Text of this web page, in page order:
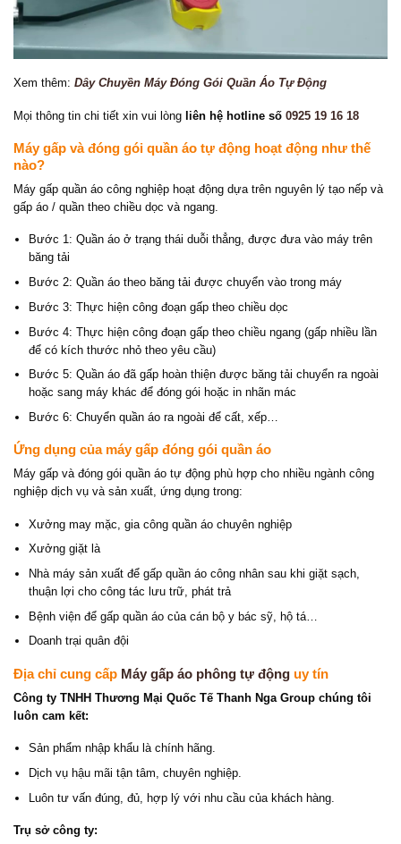
Xem thêm: Dây Chuyền Máy Đóng Gói Quần Áo Tự Động
Mọi thông tin chi tiết xin vui lòng liên hệ hotline số 0925 19 16 18
Máy gấp và đóng gói quần áo tự động hoạt động như thế
nào?
Máy gấp quần áo công nghiệp hoạt động dựa trên nguyên lý tạo nếp và
gấp áo / quần theo chiều dọc và ngang.
Bước 1: Quần áo ở trạng thái duỗi thẳng, được đưa vào máy trên
băng tải
Bước 2: Quần áo theo băng tải được chuyển vào trong máy
Bước 3: Thực hiện công đoạn gấp theo chiều dọc
Bước 4: Thực hiện công đoạn gấp theo chiều ngang (gấp nhiều lần
để có kích thước nhỏ theo yêu cầu)
Bước 5: Quần áo đã gấp hoàn thiện được băng tải chuyển ra ngoài
hoặc sang máy khác để đóng gói hoặc in nhãn mác
Bước 6: Chuyển quần áo ra ngoài để cất, xếp…
Ứng dụng của máy gấp đóng gói quần áo
Máy gấp và đóng gói quần áo tự động phù hợp cho nhiều ngành công
nghiệp dịch vụ và sản xuất, ứng dụng trong:
Xưởng may mặc, gia công quần áo chuyên nghiệp
Xưởng giặt là
Nhà máy sản xuất để gấp quần áo công nhân sau khi giặt sạch,
thuận lợi cho công tác lưu trữ, phát trả
Bệnh viện để gấp quần áo của cán bộ y bác sỹ, hộ tá…
Doanh trại quân đội
Địa chỉ cung cấp Máy gấp áo phông tự động uy tín
Công ty TNHH Thương Mại Quốc Tế Thanh Nga Group chúng tôi
luôn cam kết:
Sản phẩm nhập khẩu là chính hãng.
Dịch vụ hậu mãi tận tâm, chuyên nghiệp.
Luôn tư vấn đúng, đủ, hợp lý với nhu cầu của khách hàng.
Trụ sở công ty: